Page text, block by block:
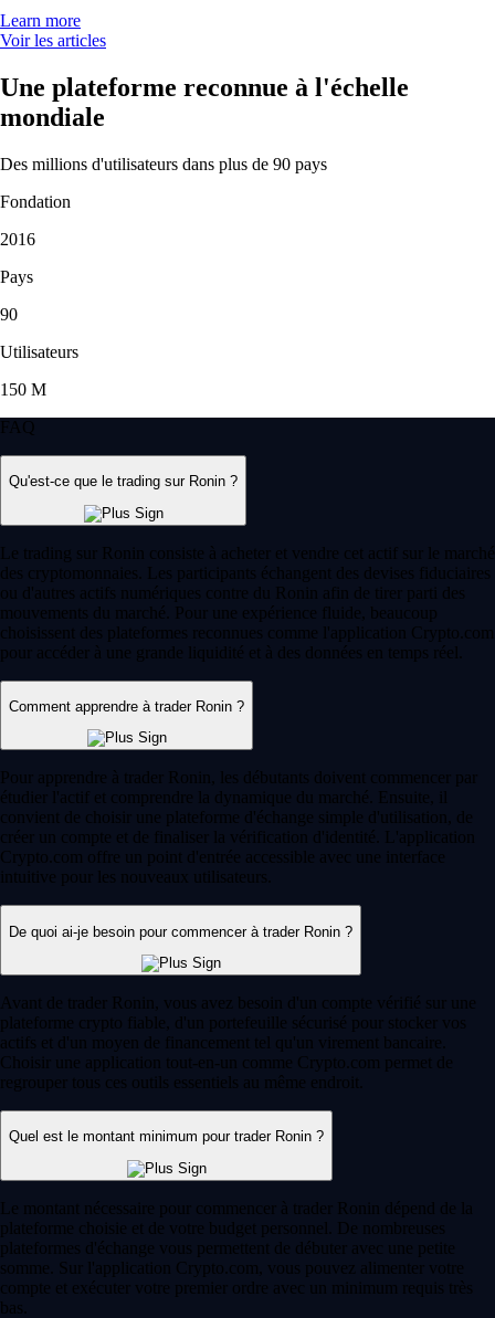
Learn more
Voir les articles
Une plateforme reconnue à l'échelle
mondiale
Des millions d'utilisateurs dans plus de 90 pays
Fondation
2016
Pays
90
Utilisateurs
150 M
FAQ
Qu'est-ce que le trading sur Ronin ?
Le trading sur Ronin consiste à acheter et vendre cet actif sur le marché
des cryptomonnaies. Les participants échangent des devises fiduciaires
ou d'autres actifs numériques contre du Ronin afin de tirer parti des
mouvements du marché. Pour une expérience fluide, beaucoup
choisissent des plateformes reconnues comme l'application Crypto.com
pour accéder à une grande liquidité et à des données en temps réel.
Comment apprendre à trader Ronin ?
Pour apprendre à trader Ronin, les débutants doivent commencer par
étudier l'actif et comprendre la dynamique du marché. Ensuite, il
convient de choisir une plateforme d'échange simple d'utilisation, de
créer un compte et de finaliser la vérification d'identité. L'application
Crypto.com offre un point d'entrée accessible avec une interface
intuitive pour les nouveaux utilisateurs.
De quoi ai-je besoin pour commencer à trader Ronin ?
Avant de trader Ronin, vous avez besoin d'un compte vérifié sur une
plateforme crypto fiable, d'un portefeuille sécurisé pour stocker vos
actifs et d'un moyen de financement tel qu'un virement bancaire.
Choisir une application tout-en-un comme Crypto.com permet de
regrouper tous ces outils essentiels au même endroit.
Quel est le montant minimum pour trader Ronin ?
Le montant nécessaire pour commencer à trader Ronin dépend de la
plateforme choisie et de votre budget personnel. De nombreuses
plateformes d'échange vous permettent de débuter avec une petite
somme. Sur l'application Crypto.com, vous pouvez alimenter votre
compte et exécuter votre premier ordre avec un minimum requis très
bas.